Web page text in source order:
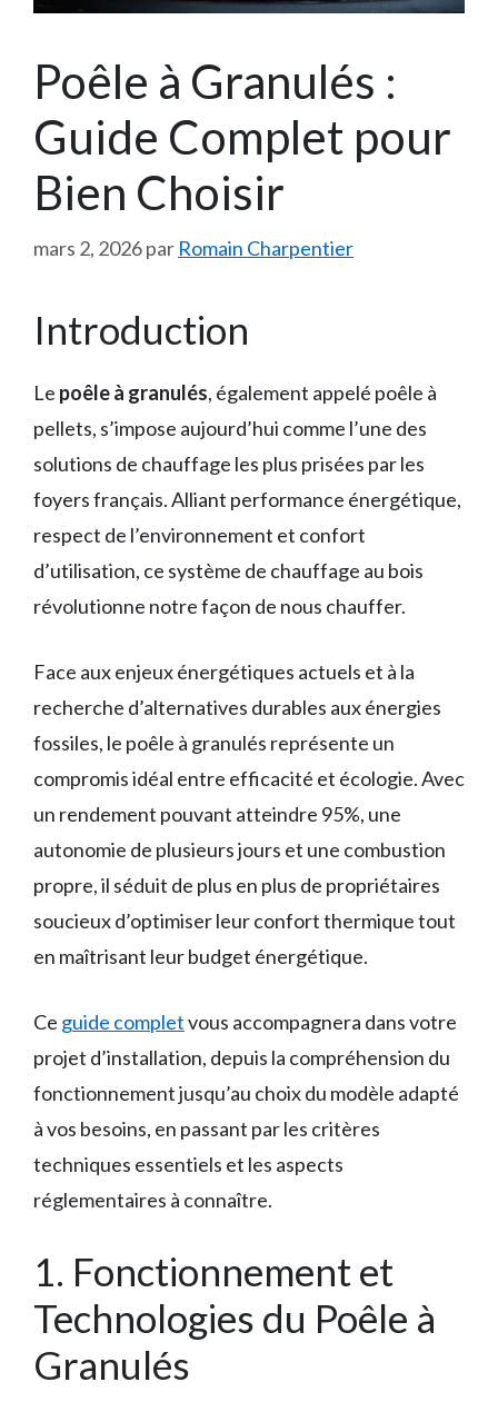
Poêle à Granulés :
Guide Complet pour
Bien Choisir
mars 2, 2026par Romain Charpentier
Introduction
Le poêle à granulés, également appelé poêle à
pellets, s’impose aujourd’hui comme l’une des
solutions de chauffage les plus prisées par les
foyers français. Alliant performance énergétique,
respect de l’environnement et confort
d’utilisation, ce système de chauffage au bois
révolutionne notre façon de nous chauffer.
Face aux enjeux énergétiques actuels et à la
recherche d’alternatives durables aux énergies
fossiles, le poêle à granulés représente un
compromis idéal entre efficacité et écologie. Avec
un rendement pouvant atteindre 95%, une
autonomie de plusieurs jours et une combustion
propre, il séduit de plus en plus de propriétaires
soucieux d’optimiser leur confort thermique tout
en maîtrisant leur budget énergétique.
Ce guide completvous accompagnera dans votre
projet d’installation, depuis la compréhension du
fonctionnement jusqu’au choix du modèle adapté
à vos besoins, en passant par les critères
techniques essentiels et les aspects
réglementaires à connaître.
1. Fonctionnement et
Technologies du Poêle à
Granulés